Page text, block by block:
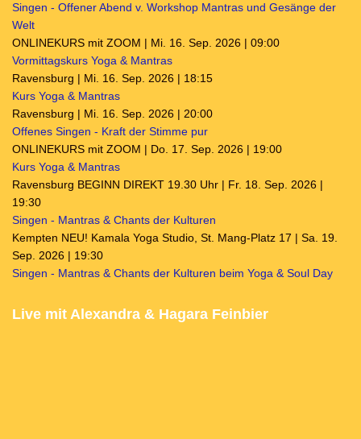
Singen - Offener Abend v. Workshop Mantras und Gesänge der
Welt
ONLINEKURS mit ZOOM | Mi. 16. Sep. 2026 | 09:00
Vormittagskurs Yoga & Mantras
Ravensburg | Mi. 16. Sep. 2026 | 18:15
Kurs Yoga & Mantras
Ravensburg | Mi. 16. Sep. 2026 | 20:00
Offenes Singen - Kraft der Stimme pur
ONLINEKURS mit ZOOM | Do. 17. Sep. 2026 | 19:00
Kurs Yoga & Mantras
Ravensburg BEGINN DIREKT 19.30 Uhr | Fr. 18. Sep. 2026 |
19:30
Singen - Mantras & Chants der Kulturen
Kempten NEU! Kamala Yoga Studio, St. Mang-Platz 17 | Sa. 19.
Sep. 2026 | 19:30
Singen - Mantras & Chants der Kulturen beim Yoga & Soul Day
Live mit Alexandra & Hagara Feinbier